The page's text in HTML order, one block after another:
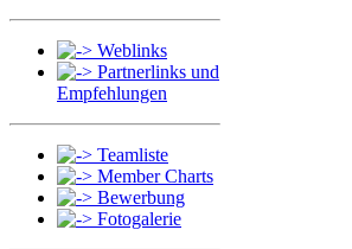
Weblinks
Partnerlinks und
Empfehlungen
Teamliste
Member Charts
Bewerbung
Fotogalerie